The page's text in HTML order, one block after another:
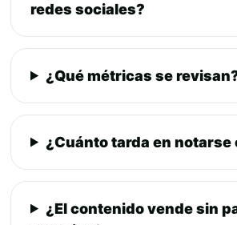
redes sociales?
¿Qué métricas se
¿Cuánto tarda en notarse
¿El contenido vende sin